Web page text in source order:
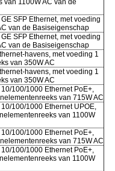
van 1100W AC van de
SFP Ethernet, met voeding
van de Basiseigenschap
SFP Ethernet, met voeding
van de Basiseigenschap
havens, met voeding 1
van 350W AC
havens, met voeding 1
van 350W AC
100/1000 Ethernet PoE+,
van 715W AC
100/1000 Ethernet UPOE,
van 1100W
100/1000 Ethernet PoE+,
van 715W AC
100/1000 Ethernet PoE+,
van 1100W